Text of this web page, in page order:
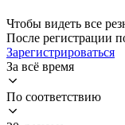
Чтобы видеть все
После регистрации
Зарегистрироваться
За всё время
По соответствию